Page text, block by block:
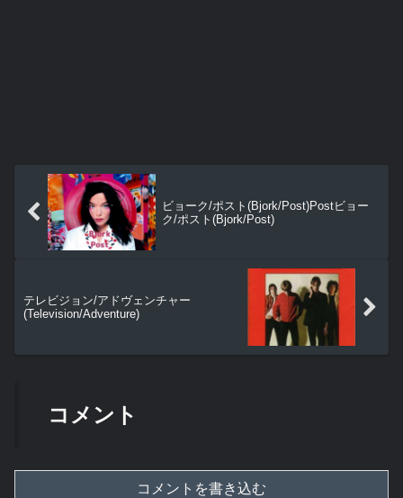
ビョーク/ポスト(Bjork/Post)Postビョー
ク/ポスト(Bjork/Post)
テレビジョン/アドヴェンチャー
(Television/Adventure)
コメント
コメントを書き込む